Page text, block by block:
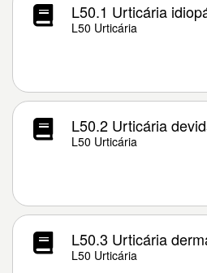
L50.1 Urticária
L50 Urticária
L50.2 Urticária
L50 Urticária
L50.3 Urticária
L50 Urticária